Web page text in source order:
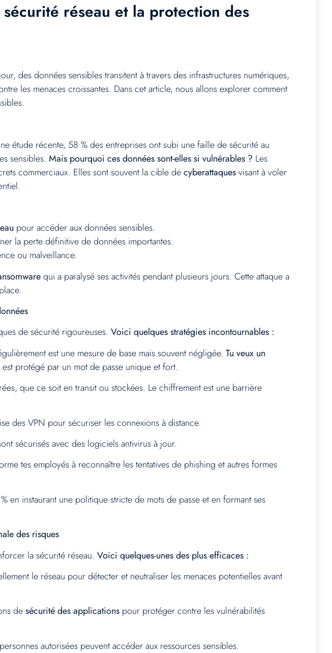
réseau et la protection des
des données sensibles transitent à travers des infrastructures numériques,
les menaces croissantes. Dans cet article, nous allons explorer comment
étude récente, 58 % des entreprises ont subi une faille de sécurité au
sensibles. Mais pourquoi ces données sont-elles si vulnérables ? Les
commerciaux. Elles sont souvent la cible decyberattaquesvisant à voler
pour accéder aux données sensibles.
la perte définitive de données importantes.
ou malveillance.
qui a paralysé ses activités pendant plusieurs jours. Cette attaque a
de sécurité rigoureuses. Voici quelques stratégies incontournables :
est une mesure de base mais souvent négligée. Tu veux un
protégé par un mot de passe unique et fort.
que ce soit en transit ou stockées. Le chiffrement est une barrière
des VPN pour sécuriser les connexions à distance.
sécurisés avec des logiciels antivirus à jour.
tes employés à reconnaître les tentatives de phishing et autres formes
instaurant une politique stricte de mots de passe et en formant ses
des risques
la sécurité réseau. Voici quelques-unes des plus efficaces :
le réseau pour détecter et neutraliser les menaces potentielles avant
desécurité des applications pour protéger contre les vulnérabilités
autorisées peuvent accéder aux ressources sensibles.